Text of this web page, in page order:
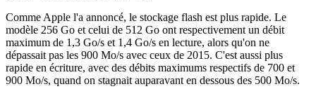
Comme Apple l'a annoncé, le stockage flash est plus rapide. Le
modèle 256 Go et celui de 512 Go ont respectivement un débit
maximum de 1,3 Go/s et 1,4 Go/s en lecture, alors qu'on ne
dépassait pas les 900 Mo/s avec ceux de 2015. C'est aussi plus
rapide en écriture, avec des débits maximums respectifs de 700 et
900 Mo/s, quand on stagnait auparavant en dessous des 500 Mo/s.